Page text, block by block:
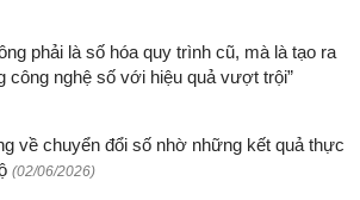
phải là số hóa quy trình cũ, mà là tạo ra
công nghệ số với hiệu quả vượt trội”
về chuyển đổi số nhờ những kết quả thực
(02/06/2026)